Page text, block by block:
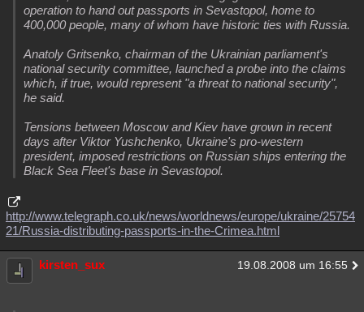
operation to hand out passports in Sevastopol, home to
400,000 people, many of whom have historic ties with Russia.
Anatoly Gritsenko, chairman of the Ukrainian parliament's
national security committee, launched a probe into the claims
which, if true, would represent "a threat to national security",
he said.
Tensions between Moscow and Kiev have grown in recent
days after Viktor Yushchenko, Ukraine's pro-western
president, imposed restrictions on Russian ships entering the
Black Sea Fleet's base in Sevastopol.
http://www.telegraph.co.uk/news/worldnews/europe/ukraine/25754
21/Russia-distributing-passports-in-the-Crimea.html
kirsten_sux 19.08.2008 um 16:55